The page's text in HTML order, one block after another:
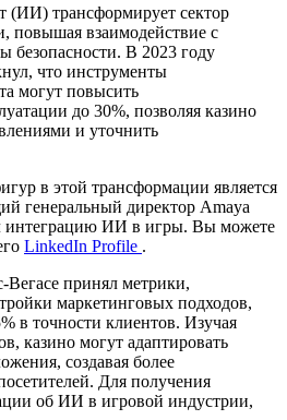
(ИИ) трансформирует сектор
повышая взаимодействие с
безопасности. В 2023 году
что инструменты
могут повысить
до 30%, позволяя казино
и уточнить
в этой трансформации является
генеральный директор Amaya
интеграцию ИИ в игры. Вы можете
LinkedIn Profile .
принял метрики,
маркетинговых подходов,
в точности клиентов. Изучая
казино могут адаптировать
создавая более
Для получения
об ИИ в игровой индустрии,